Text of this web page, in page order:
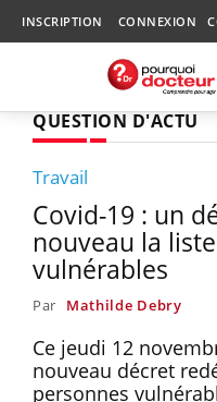
INSCRIPTION CONNEXION
QUESTION D'ACTU
Travail
Covid-19 : un
nouveau la
vulnérables
Par Mathilde Debry
Ce jeudi 12
nouveau décret
personnes